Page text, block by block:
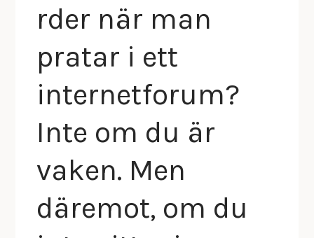
rder när man
pratar i ett
internetforum?
Inte om du är
vaken. Men
däremot, om du